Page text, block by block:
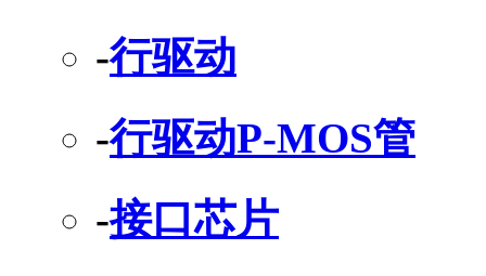
-行驱动
-行驱动P-MOS管
-接口芯片